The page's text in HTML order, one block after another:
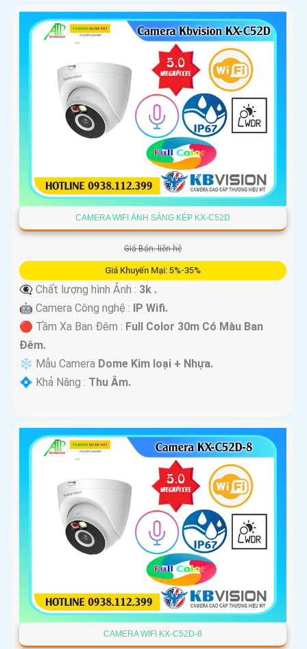
CAMERA WIFI ÁNH SÁNG KÉP KX-C52D
Giá Bán: liên hệ
Giá Khuyến Mại: 5%-35%
👁️‍🗨 Chất lượng hình Ảnh : 3k .
🤖️ Camera Công nghệ : IP Wifi.
🔴 Tầm Xa Ban Đêm : Full Color 30m Có Màu Ban
Ðêm.
❄ Mẫu Camera Dome Kim loại + Nhựa.
️💠 Khả Năng : Thu Âm.
CAMERA WIFI KX-C52D-8